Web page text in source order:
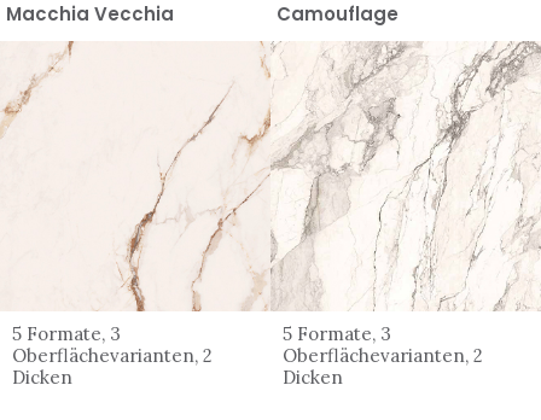
Macchia Vecchia
5 Formate, 3
Oberflächevarianten, 2
Dicken
Camouflage
5 Formate, 3
Oberflächevarianten, 2
Dicken